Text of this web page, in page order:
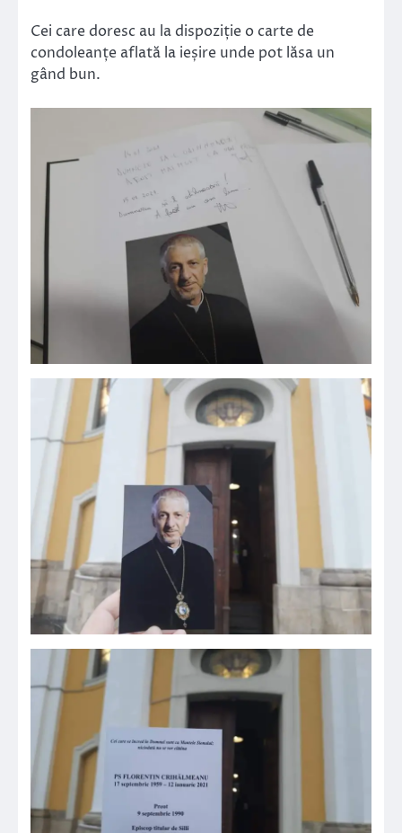
Cei care doresc au la dispoziție o carte de
condoleanțe aflată la ieșire unde pot lăsa un
gând bun.